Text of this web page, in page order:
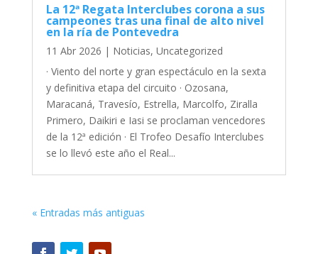
La 12ª Regata Interclubes corona a sus
campeones tras una final de alto nivel
en la ría de Pontevedra
11 Abr 2026 | Noticias, Uncategorized
· Viento del norte y gran espectáculo en la sexta
y definitiva etapa del circuito · Ozosana,
Maracaná, Travesío, Estrella, Marcolfo, Ziralla
Primero, Daikiri e Iasi se proclaman vencedores
de la 12ª edición · El Trofeo Desafío Interclubes
se lo llevó este año el Real...
« Entradas más antiguas